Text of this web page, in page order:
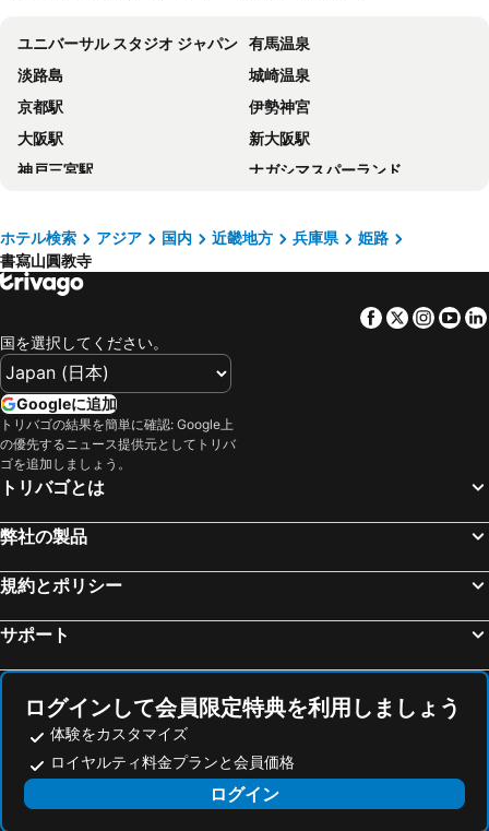
JR クレメントイン姫路
ホテルクラウンヒルズ姫路
コンフォート ホテル 姫路
東横イン 相生駅
東横INN姫路駅新幹線南口
ホテルアストンプラザ姫路
月のあかり
ホテルアベスト姫路
HOTEL R9 The Yard 加西
セトレハイランドヴィラ姫路
ホテルクレール日笠
ルトゥール姫路 Retur HIMEJI 男塾ホテルグループ
姫路グリーンホテル立町
ホテルカルネヴァール姫路
ホテル カーシュ Cache 男塾ホテルグループ
相生ステーションホテルアネックス
Hotel neobibi (Adult Only)
Hotel ニャンだふる
姫路グリーンホテル坂元
ホテル ポルトディマーレ アダルト オンリー
相生ステーションホテル
ビジネスホテルくろがね旅館
暴れ狸の鬼袋 アダルト オンリー
NIPPONIA 播磨福崎 蔵書の館
ホテル おひるねラッコ 姫路ロイヤル - アダルト オンリー
Hotel Chou 2
Abaredanuki No Onibukuro Himeji (Adult Only)
Tatsunojo Shitamachi Kominka Hotel Kurasu
ユニバーサル スタジオ ジャパン 有馬温泉
淡路島
城崎温泉
京都駅
伊勢神宮
大阪駅
新大阪駅
神戸三宮駅
ナガシマスパーランド
玉造温泉
岡山駅
Namba Station
三宮駅
高松駅
天王寺駅
琵琶湖
高知駅
天橋立温泉
岐阜駅
なばなの里
中部国際空港セントレア
弁天町駅
徳島駅
新神戸駅
アドベンチャーワールド
心斎橋
湯郷温泉
鳥取駅
松江駅
伊根の舟屋
福山駅
万博記念公園
ホテル検索 アジア 国内 近畿地方 兵庫県
姫路
書寫山圓教寺
Facebook
Twitter
国を選択してください。
Googleに追加
トリバゴの結果を簡単に確認: Google上
の優先するニュース提供元としてトリバ
ゴを追加しましょう。
トリバゴとは
弊社の製品
規約とポリシー
サポート
ログインして会員限定特典を利用しましょう
体験をカスタマイズ
ロイヤルティ料金プランと会員価格
ログイン